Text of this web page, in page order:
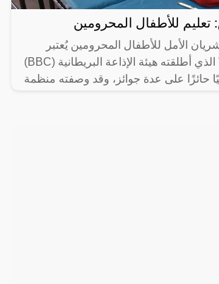
للأطفال المحرومين
الأمل للأطفال المحرومين يُعتبر
برنامج "درس" الذي أطلقته هيئة الإذاعة البريطانية (BBC)
حائزًا على عدة جوائز، وقد وصفته منظمة